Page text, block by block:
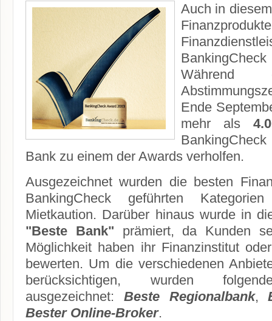
Auch in
Während
Ende
mehr als
Bank zu einem der Awards verholfen.
Ausgezeichnet wurden die besten
BankingCheck geführten
Mietkaution. Darüber hinaus wurde in
"Beste Bank" prämiert, da Kunden
Möglichkeit haben ihr Finanzinstitut
bewerten. Um die verschiedenen
berücksichtigen, wurden
ausgezeichnet: Beste Regionalbank,
Bester Online-Broker.